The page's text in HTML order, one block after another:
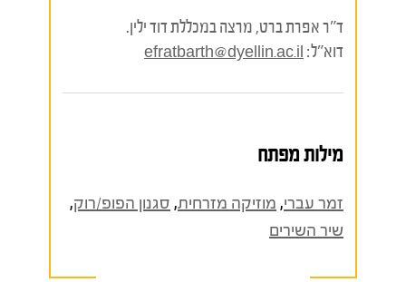
ד"ר אפרת ברט, מרצה במכללת דוד ילין.
דוא"ל: efratbarth@dyellin.ac.il
מילות מפתח
זמר עברי, מוזיקה מזרחית, סגנון הפופ/רוק,
שיר השירים